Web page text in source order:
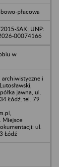
płacowa
SAK; UNP:
00074166
w
archiwistyczne i
jawna, ul.
Łódź, tel. 79
Miejsce
ul.
Łódź